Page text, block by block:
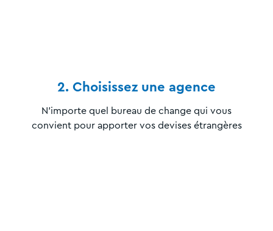
2. Choisissez une agence
N’importe quel bureau de change qui vous
convient pour apporter vos devises étrangères